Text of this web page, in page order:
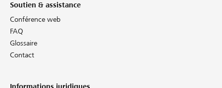
Soutien & assistance
Conférence web
FAQ
Glossaire
Contact
Informations juridiques